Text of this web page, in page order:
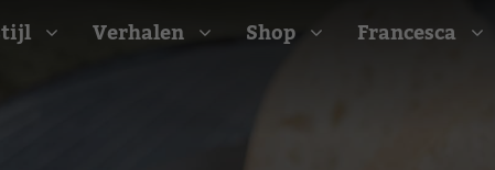
Verhalen Shop Francesca